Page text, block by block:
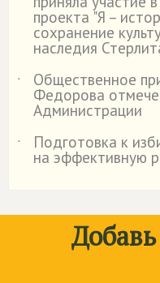
проекта "Я –
сохранение
наследия
˙
Общественное
Федорова
Администрации
˙
Подготовка к
на эффективную